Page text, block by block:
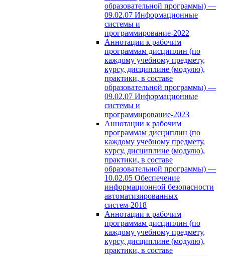
образовательной программы) —
09.02.07 Информационные
системы и
программирование-2022
Аннотации к рабочим
программам дисциплин (по
каждому учебному предмету,
курсу, дисциплине (модулю),
практики, в составе
образовательной программы) —
09.02.07 Информационные
системы и
программирование-2023
Аннотации к рабочим
программам дисциплин (по
каждому учебному предмету,
курсу, дисциплине (модулю),
практики, в составе
образовательной программы) —
10.02.05 Обеспечение
информационной безопасности
автоматизированных
систем-2018
Аннотации к рабочим
программам дисциплин (по
каждому учебному предмету,
курсу, дисциплине (модулю),
практики, в составе